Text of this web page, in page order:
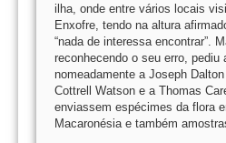
ilha, onde entre vários locais
Enxofre, tendo na altura
“nada de interessa encontrar”.
reconhecendo o seu erro, pediu
nomeadamente a Joseph
Cottrell Watson e a Thomas
enviassem espécimes da flora
Macaronésia e também